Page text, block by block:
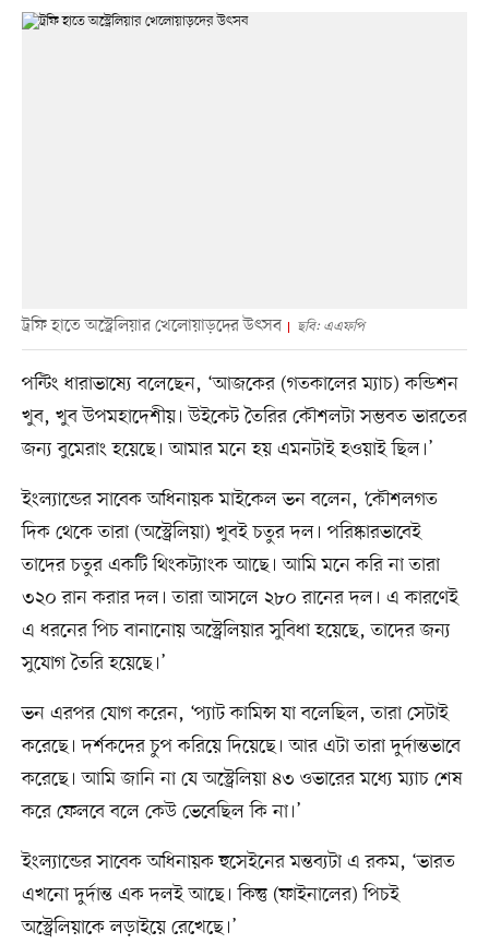
ট্রফি হাতে অস্ট্রেলিয়ার খেলোয়াড়দের উৎসব ছবি: এএফপি
পন্টিং ধারাভাষ্যে বলেছেন, ‘আজকের (গতকালের ম্যাচ) কন্ডিশন
খুব, খুব উপমহাদেশীয়। উইকেট তৈরির কৌশলটা সম্ভবত ভারতের
জন্য বুমেরাং হয়েছে। আমার মনে হয় এমনটাই হওয়াই ছিল।’
ইংল্যান্ডের সাবেক অধিনায়ক মাইকেল ভন বলেন, ‘কৌশলগত
দিক থেকে তারা (অস্ট্রেলিয়া) খুবই চতুর দল। পরিষ্কারভাবেই
তাদের চতুর একটি থিংকট্যাংক আছে। আমি মনে করি না তারা
৩২০ রান করার দল। তারা আসলে ২৮০ রানের দল। এ কারণেই
এ ধরনের পিচ বানানোয় অস্ট্রেলিয়ার সুবিধা হয়েছে, তাদের জন্য
সুযোগ তৈরি হয়েছে।’
ভন এরপর যোগ করেন, ‘প্যাট কামিন্স যা বলেছিল, তারা সেটাই
করেছে। দর্শকদের চুপ করিয়ে দিয়েছে। আর এটা তারা দুর্দান্তভাবে
করেছে। আমি জানি না যে অস্ট্রেলিয়া ৪৩ ওভারের মধ্যে ম্যাচ শেষ
করে ফেলবে বলে কেউ ভেবেছিল কি না।’
ইংল্যান্ডের সাবেক অধিনায়ক হুসেইনের মন্তব্যটা এ রকম, ‘ভারত
এখনো দুর্দান্ত এক দলই আছে। কিন্তু (ফাইনালের) পিচই
অস্ট্রেলিয়াকে লড়াইয়ে রেখেছে।’